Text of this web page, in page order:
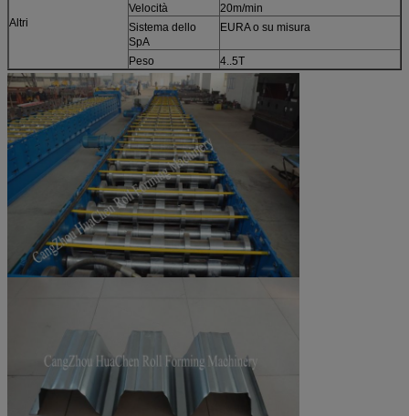
Altri
Velocità
20m/min
Sistema dello
SpA
EURA o su misura
Peso 4..5T